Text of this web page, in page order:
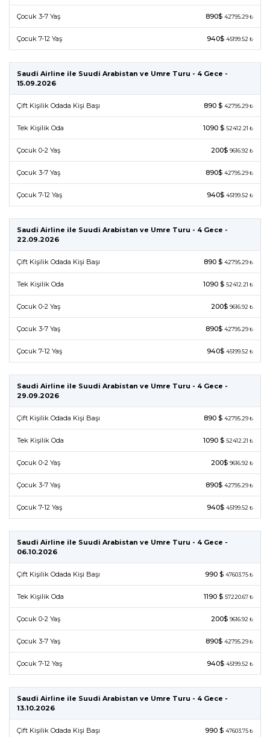
Çocuk 3-7 Yaş 890$ 42795.29 ₺
Çocuk 7-12 Yaş 940$ 45199.52 ₺
Saudi Airline ile Suudi Arabistan ve Umre Turu - 4 Gece -
15.09.2026
Çift Kişilik Odada Kişi Başı 890 $ 42795.29 ₺
Tek Kişilik Oda 1090 $ 52412.21 ₺
Çocuk 0-2 Yaş 200$ 9616.92 ₺
Çocuk 3-7 Yaş 890$ 42795.29 ₺
Çocuk 7-12 Yaş 940$ 45199.52 ₺
Saudi Airline ile Suudi Arabistan ve Umre Turu - 4 Gece -
22.09.2026
Çift Kişilik Odada Kişi Başı 890 $ 42795.29 ₺
Tek Kişilik Oda 1090 $ 52412.21 ₺
Çocuk 0-2 Yaş 200$ 9616.92 ₺
Çocuk 3-7 Yaş 890$ 42795.29 ₺
Çocuk 7-12 Yaş 940$ 45199.52 ₺
Saudi Airline ile Suudi Arabistan ve Umre Turu - 4 Gece -
29.09.2026
Çift Kişilik Odada Kişi Başı 890 $ 42795.29 ₺
Tek Kişilik Oda 1090 $ 52412.21 ₺
Çocuk 0-2 Yaş 200$ 9616.92 ₺
Çocuk 3-7 Yaş 890$ 42795.29 ₺
Çocuk 7-12 Yaş 940$ 45199.52 ₺
Saudi Airline ile Suudi Arabistan ve Umre Turu - 4 Gece -
06.10.2026
Çift Kişilik Odada Kişi Başı 990 $ 47603.75 ₺
Tek Kişilik Oda 1190 $ 57220.67 ₺
Çocuk 0-2 Yaş 200$ 9616.92 ₺
Çocuk 3-7 Yaş 890$ 42795.29 ₺
Çocuk 7-12 Yaş 940$ 45199.52 ₺
Saudi Airline ile Suudi Arabistan ve Umre Turu - 4 Gece -
13.10.2026
Çift Kişilik Odada Kişi Başı 990 $ 47603.75 ₺